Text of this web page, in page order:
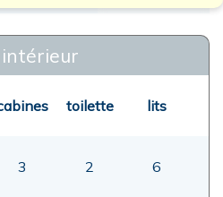
toilette lits
3 2 6